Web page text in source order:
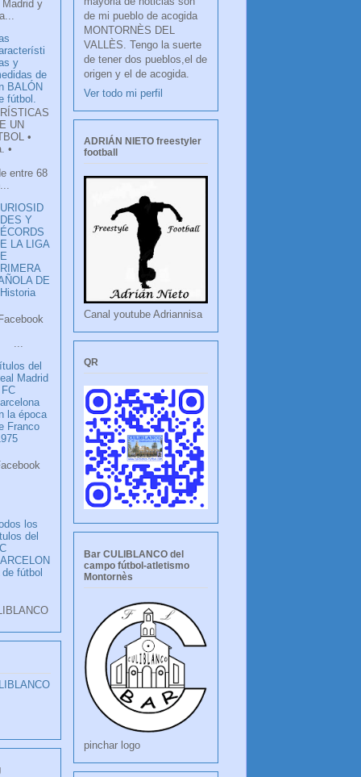
Madrid y
y
de
BALÓN
fútbol.
UN
•
•
entre 68
Y
LA LIGA
DE
del
Madrid
la época
Franco
los
del
de fútbol
de mi pueblo de acogida
MONTORNÈS DEL
VALLÈS. Tengo la suerte
de tener dos pueblos,el de
origen y el de acogida.
Ver todo mi perfil
ADRIÁN NIETO freestyler
football
Canal youtube Adriannisa
QR
Bar CULIBLANCO del
campo fútbol-atletismo
Montornès
pinchar logo